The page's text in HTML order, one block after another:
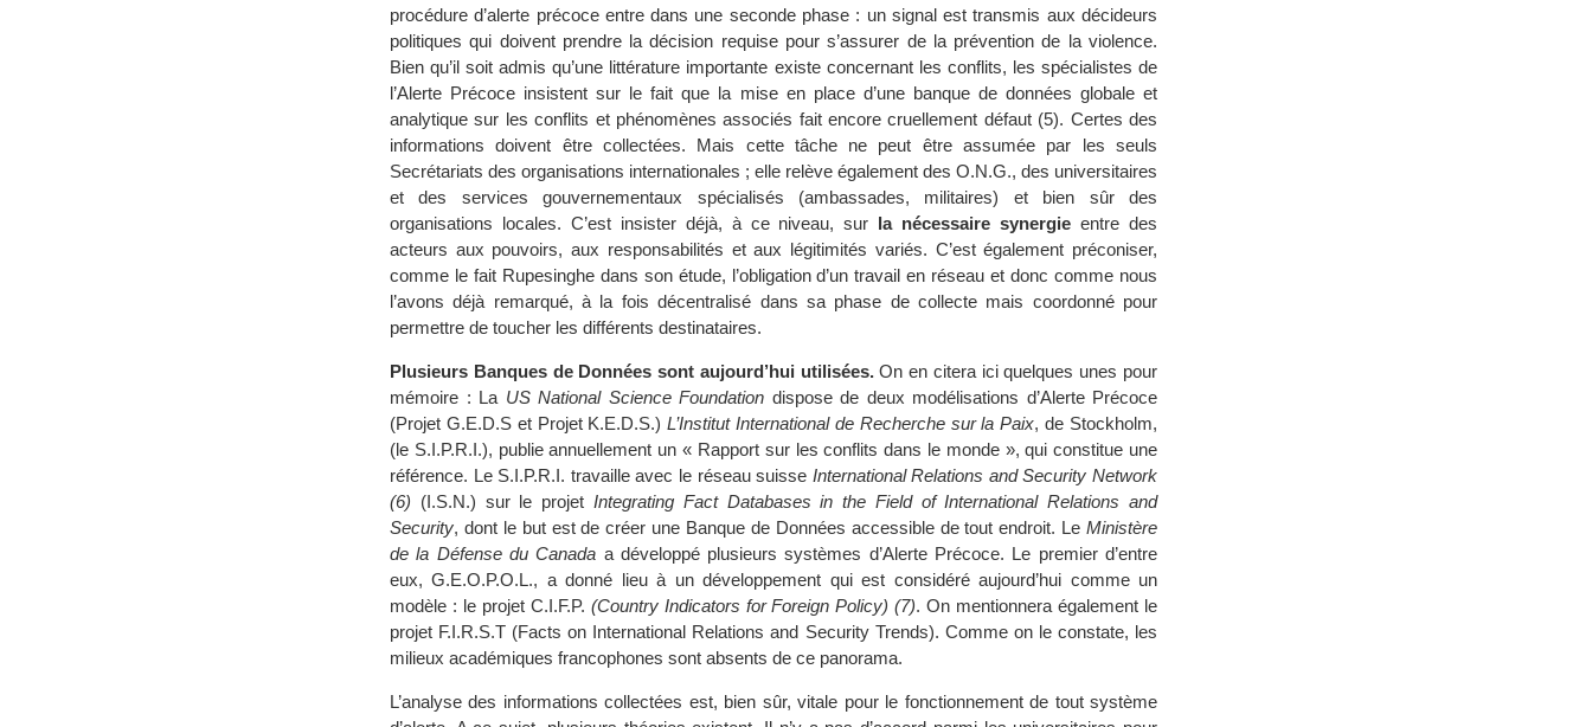
procédure d’alerte précoce entre dans une seconde phase : un signal est transmis aux décideurs
politiques qui doivent prendre la décision requise pour s’assurer de la prévention de la violence.
Bien qu’il soit admis qu’une littérature importante existe concernant les conflits, les spécialistes de
l’Alerte Précoce insistent sur le fait que la mise en place d’une banque de données globale et
analytique sur les conflits et phénomènes associés fait encore cruellement défaut (5). Certes des
informations doivent être collectées. Mais cette tâche ne peut être assumée par les seuls
Secrétariats des organisations internationales ; elle relève également des O.N.G., des universitaires
et des services gouvernementaux spécialisés (ambassades, militaires) et bien sûr des
organisations locales. C’est insister déjà, à ce niveau, sur la nécessaire synergie entre des
acteurs aux pouvoirs, aux responsabilités et aux légitimités variés. C’est également préconiser,
comme le fait Rupesinghe dans son étude, l’obligation d’un travail en réseau et donc comme nous
l’avons déjà remarqué, à la fois décentralisé dans sa phase de collecte mais coordonné pour
permettre de toucher les différents destinataires.
Plusieurs Banques de Données sont aujourd’hui utilisées.On en citera ici quelques unes pour
mémoire : La US National Science Foundation dispose de deux modélisations d’Alerte Précoce
(Projet G.E.D.S et Projet K.E.D.S.)L’Institut International de Recherche sur la Paix, de Stockholm,
(le S.I.P.R.I.), publie annuellement un « Rapport sur les conflits dans le monde », qui constitue une
référence. Le S.I.P.R.I. travaille avec le réseau suisse International Relations and Security Network
(6) (I.S.N.) sur le projet Integrating Fact Databases in the Field of International Relations and
Security, dont le but est de créer une Banque de Données accessible de tout endroit. Le Ministère
de la Défense du Canada a développé plusieurs systèmes d’Alerte Précoce. Le premier d’entre
eux, G.E.O.P.O.L., a donné lieu à un développement qui est considéré aujourd’hui comme un
modèle : le projet C.I.F.P. (Country Indicators for Foreign Policy) (7). On mentionnera également le
projet F.I.R.S.T (Facts on International Relations and Security Trends). Comme on le constate, les
milieux académiques francophones sont absents de ce panorama.
L’analyse des informations collectées est, bien sûr, vitale pour le fonctionnement de tout système